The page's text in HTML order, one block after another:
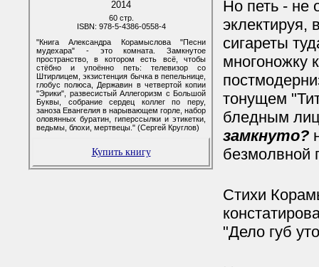
2014
60 стр.
ISBN: 978-5-4386-0558-4
"Книга Александра Корамыслова "Песни
мудехара" - это комната. Замкнутое
пространство, в котором есть всё, чтобы
стёбно и упоённо петь: телевизор со
Штирлицем, экзистенция бычка в пепельнице,
глобус полюса, Державин в четвертой копии
"Эрики", развесистый Аллегоризм с Большой
Буквы, собрание сердец коллег по перу,
заноза Евангелия в нарывающем горле, набор
оловянных буратин, гиперссылки и этикетки,
ведьмы, блохи, мертвецы." (Сергей Круглов)
Купить книгу
Но петь - не
эклектируя,
сигареты
многоножку
тонущем
бледным
замкнуто?
безмолвной
Стихи
"Дело губ